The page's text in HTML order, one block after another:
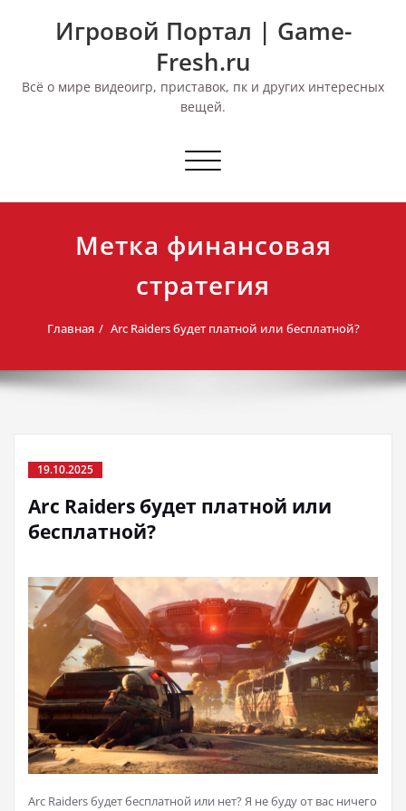
Игровой Портал | Game-
Fresh.ru
Всё о мире видеоигр, приставок, пк и других интересных
вещей.
Переключить
Метка финансовая
стратегия
Главная Arc Raiders будет платной или бесплатной?
19.10.2025
Arc Raiders будет платной или
бесплатной?
Arc Raiders будет бесплатной или нет? Я не буду от вас ничего